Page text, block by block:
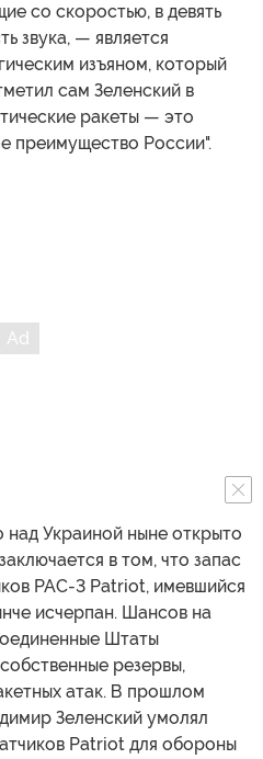
со скоростью, в девять
звука, — является
изъяном, который
сам Зеленский в
ракеты — это
преимущество России".
Украиной ныне открыто
в том, что запас
PAC-3 Patriot, имевшийся
исчерпан. Шансов на
Штаты
резервы,
атак. В прошлом
Зеленский умолял
Patriot для обороны